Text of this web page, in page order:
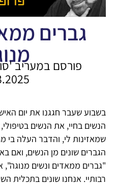
גברים
פורסם במעריב
בשבוע שעבר חגגנו את יום
הנשים בחיי, את הנשים
שמאזינות לי, והדבר העלה בי
הגברים שונים מן הנשים, ואם
"גברים ממאדים ונשים מנוגה",
רבותיי. אנחנו שונים בתכלית